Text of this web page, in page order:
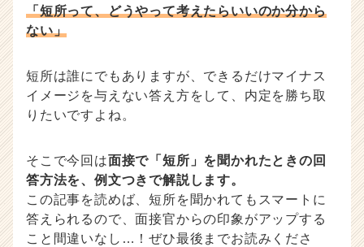
業
カ
ウ
く
就
活
サ
イ
「短所って、どうやって考えたらいいのか分から
ない」
短所は誰にでもありますが、できるだけマイナス
イメージを与えない答え方をして、内定を勝ち取
りたいですよね。
そこで今回は面接で「短所」を聞かれたときの回
答方法を、例文つきで解説します。
この記事を読めば、短所を聞かれてもスマートに
答えられるので、面接官からの印象がアップする
こと間違いなし…！ぜひ最後までお読みくださ